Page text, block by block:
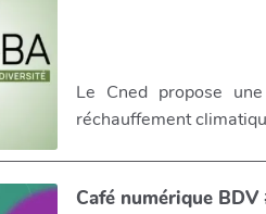
Le Cned propose
réchauffement
Café numérique